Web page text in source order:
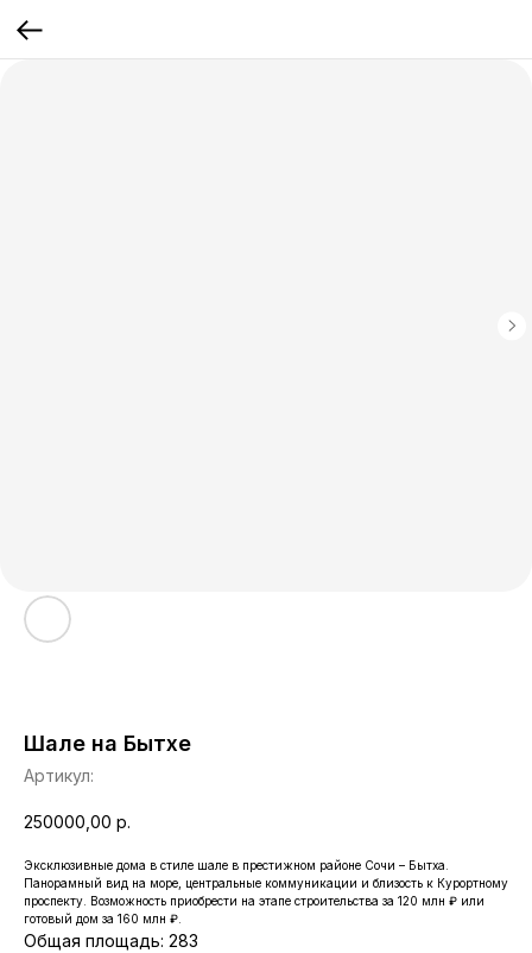
Шале на Бытхе
Артикул:
250000,00 р.
Эксклюзивные дома в стиле шале в престижном районе Сочи – Бытха.
Панорамный вид на море, центральные коммуникации и близость к Курортному
проспекту. Возможность приобрести на этапе строительства за 120 млн ₽ или
готовый дом за 160 млн ₽.
Общая площадь: 283